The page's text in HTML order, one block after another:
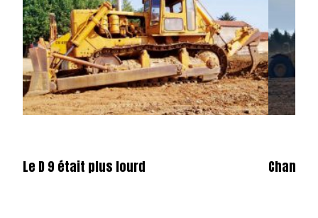
Le D 9 était plus lourd